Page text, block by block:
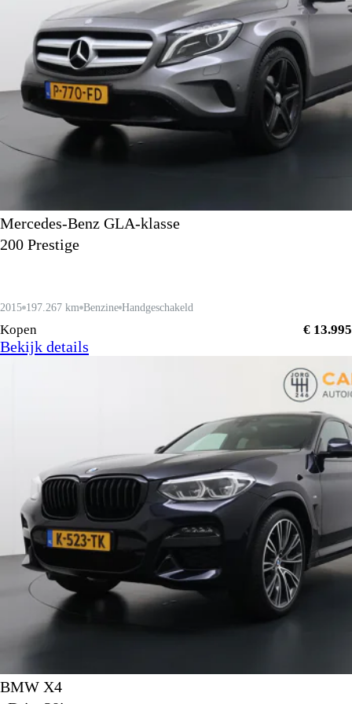
Mercedes-Benz GLA-klasse
200 Prestige
2015 197.267 km Benzine Handgeschakeld
Kopen € 13.995
Bekijk details
BMW X4